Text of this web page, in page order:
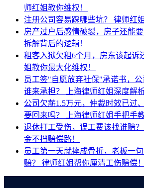
师红姐教你维权！
注册公司容易踩哪些坑？ 律师红
房产过户后感情破裂，房子还能要
拆解背后的逻辑！
租客入狱欠租6个月，房东该起诉
姐教你最大化维权！
员工签"自愿放弃社保"承诺书，
谁来承担？
上海律师红姐深度解
公司欠薪1.5万元，仲裁时效已过
要回来吗？
上海律师红姐手把手
退休打工受伤，误工费该找谁赔？
金不挡赔偿路！
员工第一天就摔成骨折，老板一
赔？ 律师红姐帮你厘清工伤赔偿！